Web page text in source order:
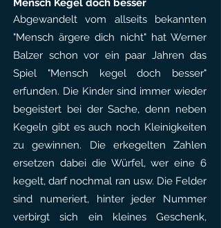
Mensch Kegel doch besser
Abgewandelt vom allseits bekannten
"Mensch ärgere dich nicht" hat Werner
Balzer schon vor ein paar Jahren das
Spiel "Mensch kegel doch besser"
erfunden. Die Kinder sind immer wieder
begeistert bei der Sache, denn neben
Kegeln gibt es auch noch Kleinigkeiten
zu gewinnen. Die erkegelten Zahlen
ersetzen dabei die Würfel, wer eine 6
kegelt, darf nochmal ran usw. Die Felder
sind numeriert, hinter jeder Nummer
verbirgt sich ein kleines Geschenk,